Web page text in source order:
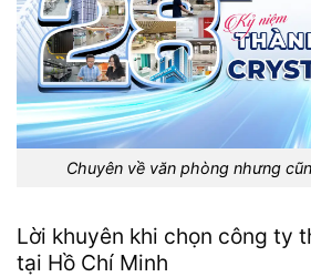
Chuyên về văn phòng nhưng
Lời khuyên khi chọn công ty
tại Hồ Chí Minh